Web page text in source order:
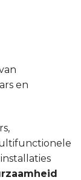
en